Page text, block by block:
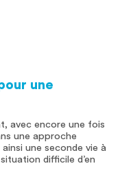
une
avec encore une fois
une approche
une seconde vie à
difficile d’en